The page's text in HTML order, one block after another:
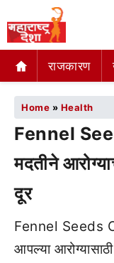
राजकारण
Home » Health
Fennel
मदतीने
दूर
Fennel Seeds
आपल्या